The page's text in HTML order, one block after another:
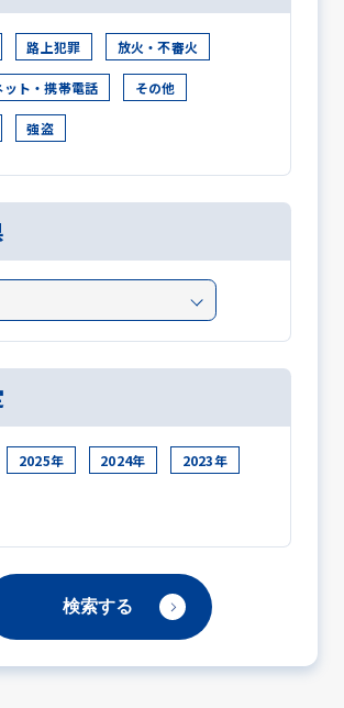
路上犯罪 放火・不審火
ト・携帯電話 その他
強盗
2025年 2024年 2023年